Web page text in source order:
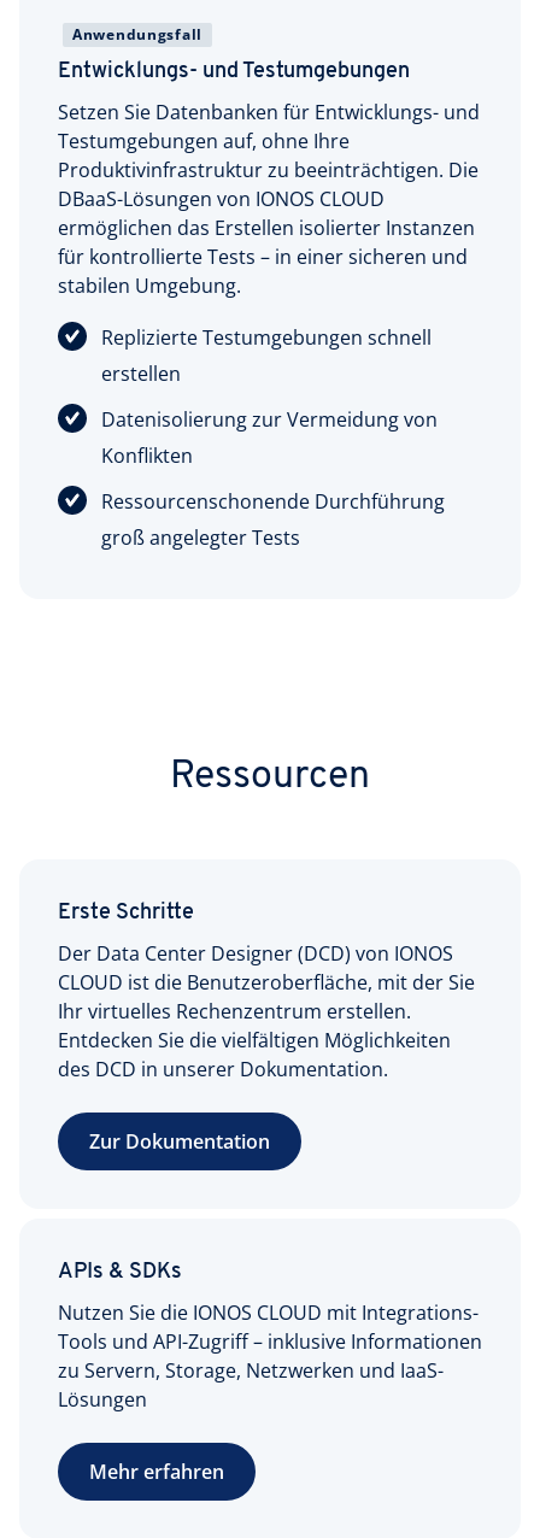
Anwendungsfall
Entwicklungs- und Testumgebungen
Setzen Sie Datenbanken für Entwicklungs- und
Testumgebungen auf, ohne Ihre
Produktivinfrastruktur zu beeinträchtigen. Die
DBaaS-Lösungen von IONOS CLOUD
ermöglichen das Erstellen isolierter Instanzen
für kontrollierte Tests – in einer sicheren und
stabilen Umgebung.
Replizierte Testumgebungen schnell
erstellen
Datenisolierung zur Vermeidung von
Konflikten
Ressourcenschonende Durchführung
groß angelegter Tests
Ressourcen
Erste Schritte
Der Data Center Designer (DCD) von IONOS
CLOUD ist die Benutzeroberfläche, mit der Sie
Ihr virtuelles Rechenzentrum erstellen.
Entdecken Sie die vielfältigen Möglichkeiten
des DCD in unserer Dokumentation.
Zur Dokumentation
APIs & SDKs
Nutzen Sie die IONOS CLOUD mit Integrations-
Tools und API-Zugriff – inklusive Informationen
zu Servern, Storage, Netzwerken und IaaS-
Lösungen
Mehr erfahren